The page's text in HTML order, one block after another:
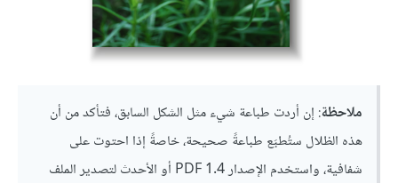
ملاحظة: إن أردت طباعة شيء مثل الشكل السابق، فتأكد من أن
هذه الظلال ستُطبَع طباعةً صحيحة، خاصةً إذا احتوت على
شفافية، واستخدم الإصدار PDF 1.4 أو الأحدث لتصدير الملف